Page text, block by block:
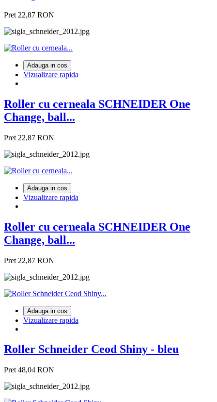
Pret 22,87 RON
Adauga in cos
Vizualizare rapida
Roller cu cerneala SCHNEIDER One
Change, ball...
Pret 22,87 RON
Adauga in cos
Vizualizare rapida
Roller cu cerneala SCHNEIDER One
Change, ball...
Pret 22,87 RON
Adauga in cos
Vizualizare rapida
Roller Schneider Ceod Shiny - bleu
Pret 48,04 RON